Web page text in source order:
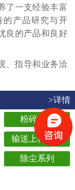
了一支经验丰富
的产品研究与开
良的产品和良好
、指导和业务洽
>详情
粉碎系列
输送上料系列
除尘系列